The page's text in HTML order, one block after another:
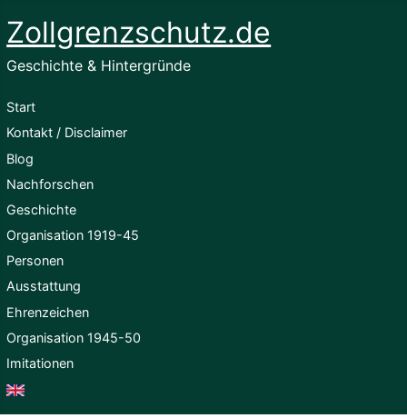
Zollgrenzschutz.de
Geschichte & Hintergründe
Start
Kontakt / Disclaimer
Blog
Nachforschen
Geschichte
Organisation 1919-45
Personen
Ausstattung
Ehrenzeichen
Organisation 1945-50
Imitationen
English